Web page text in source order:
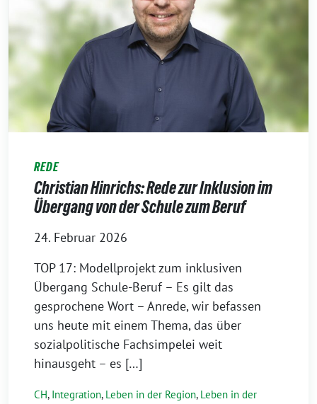
REDE
Christian Hinrichs: Rede zur Inklusion im
Übergang von der Schule zum Beruf
24. Februar 2026
TOP 17: Modellprojekt zum inklusiven
Übergang Schule-Beruf – Es gilt das
gesprochene Wort – Anrede, wir befassen
uns heute mit einem Thema, das über
sozialpolitische Fachsimpelei weit
hinausgeht – es […]
CH, Integration, Leben in der Region, Leben in der